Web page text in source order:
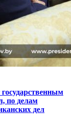
по делам
дел